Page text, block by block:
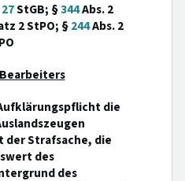
27StGB; §344Abs. 2
2 StPO; §244Abs. 2
die
der Strafsache, die
des
des